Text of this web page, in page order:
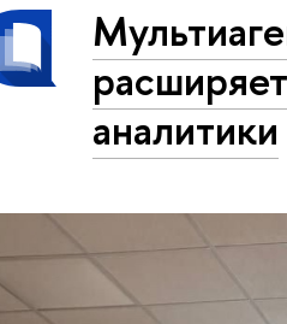
аналитики